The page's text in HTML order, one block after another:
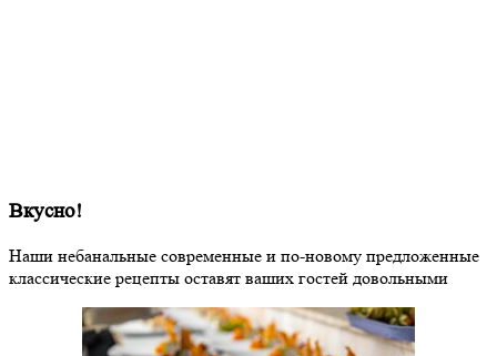
Вкусно!
Наши небанальные современные и по-новому предложенные
классические рецепты оставят ваших гостей довольными